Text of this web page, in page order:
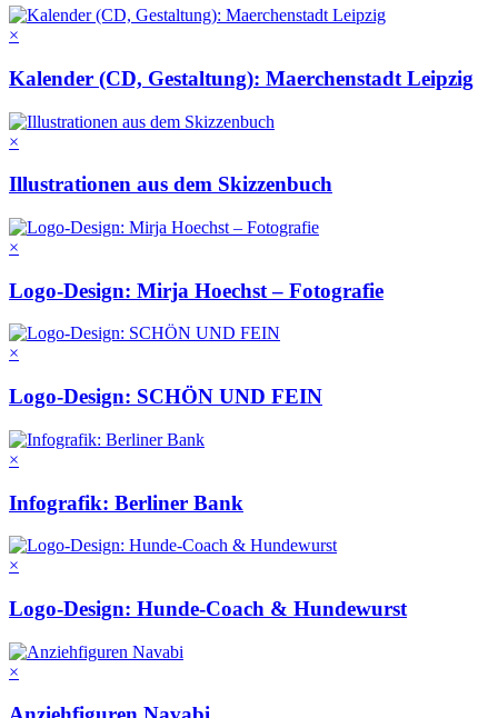
×
Kalender (CD, Gestaltung): Maerchenstadt Leipzig
×
Illustrationen aus dem Skizzenbuch
×
Logo-Design: Mirja Hoechst – Fotografie
×
Logo-Design: SCHÖN UND FEIN
×
Infografik: Berliner Bank
×
Logo-Design: Hunde-Coach & Hundewurst
×